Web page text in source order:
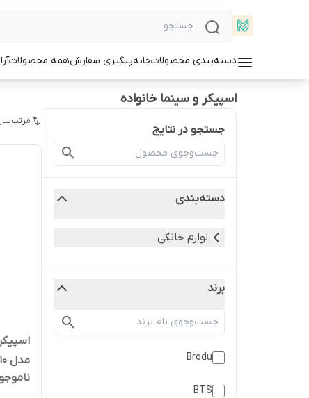
دسته‌بندی محصولاتخانهپیگیری سفارشهمه محصولات
اسپیکر و سینما خانواده
جستجو در نتایج
دسته‌بندی
لوازم خانگی
برند
Brodu
BTS
مدل NDR 810 | کد 1511